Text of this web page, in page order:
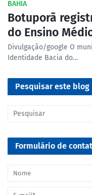
BAHIA
Botuporã
do Ensino
Divulgação/google O
Identidade Bacia do…
Pesquisar este blog
Formulário de